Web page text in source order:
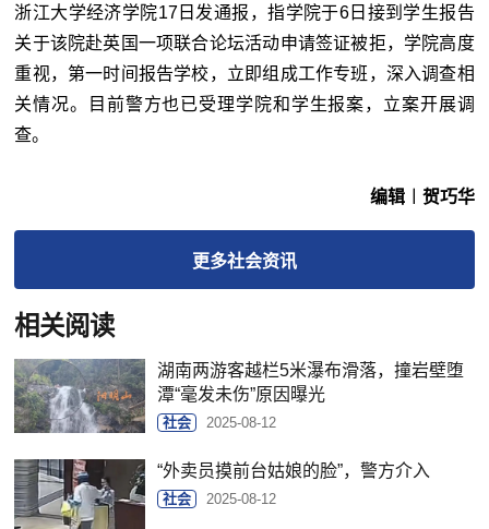
浙江大学经济学院17日发通报，指学院于6日接到学生报告
关于该院赴英国一项联合论坛活动申请签证被拒，学院高度
重视，第一时间报告学校，立即组成工作专班，深入调查相
关情况。目前警方也已受理学院和学生报案，立案开展调
查。
编辑︱贺巧华
更多社会资讯
相关阅读
湖南两游客越栏5米瀑布滑落，撞岩壁堕
潭“毫发未伤”原因曝光
社会 2025-08-12
“外卖员摸前台姑娘的脸”，警方介入
社会 2025-08-12